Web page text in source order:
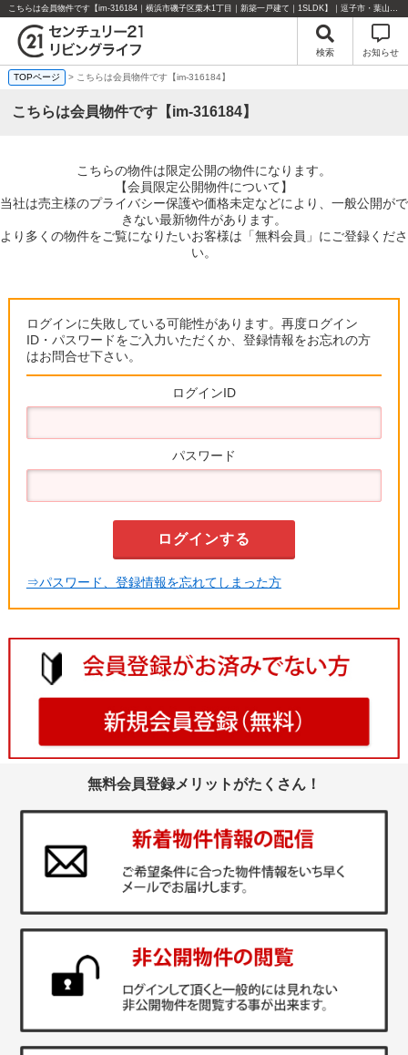
こちらは会員物件です【im-316184｜横浜市磯子区栗木1丁目｜新築一戸建て｜1SLDK】｜逗子市・葉山町・湘南エリアの不動産のことならセンチュリー21リビングライフにお任せください！
検索 お知らせ
TOPページ > こちらは会員物件です【im-316184】
こちらは会員物件です【im-316184】
こちらの物件は限定公開の物件になります。
【会員限定公開物件について】
当社は売主様のプライバシー保護や価格未定などにより、一般公開がで
きない最新物件があります。
より多くの物件をご覧になりたいお客様は「無料会員」にご登録くださ
い。
ログインに失敗している可能性があります。再度ログイン
ID・パスワードをご入力いただくか、登録情報をお忘れの方
はお問合せ下さい。
ログインID
パスワード
⇒パスワード、登録情報を忘れてしまった方
無料会員登録メリットがたくさん！